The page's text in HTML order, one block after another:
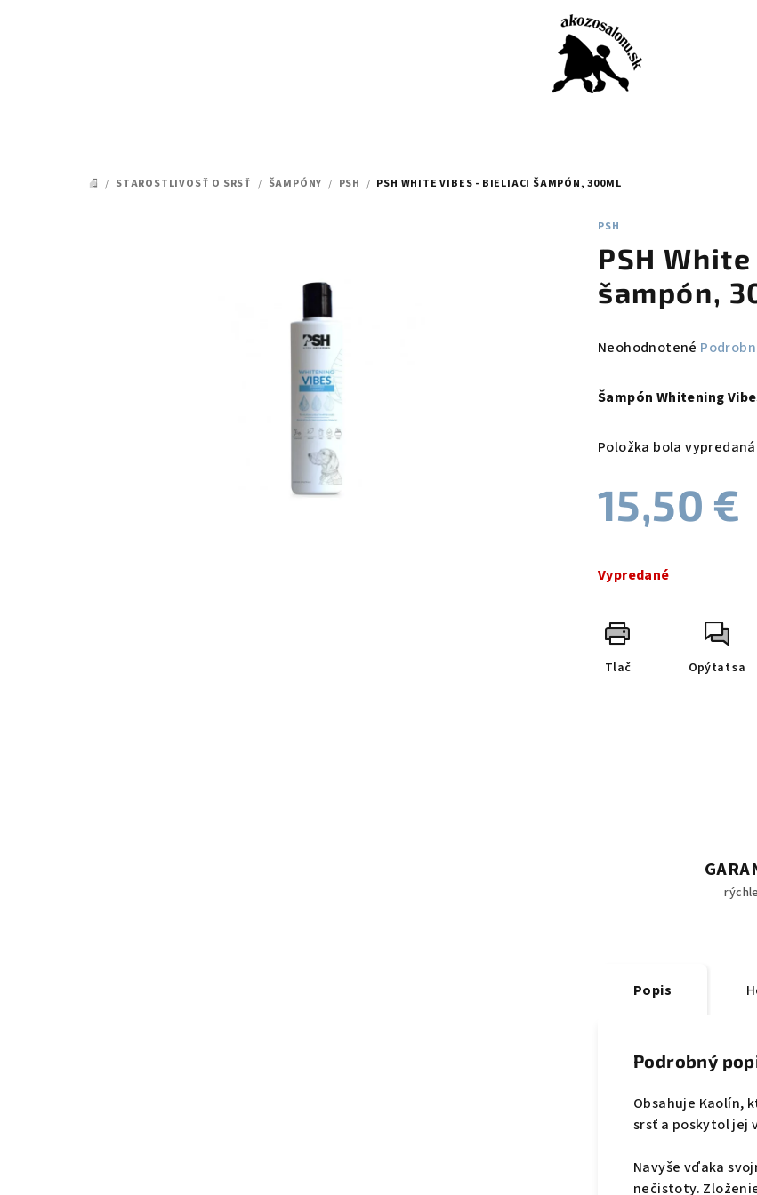
DOMOV
/ STAROSTLIVOSŤ O SRSŤ / ŠAMPÓNY / PSH / PSH WHITE VIBES - BIELIACI ŠAMPÓN, 300ML
PSH
PSH
šampón,
Priemerné
produktu
z
hviezdičiek.
Neohodnotené
Šampón Whitening
Položka bola
15,50 €
cena:
Vypredané
Tlač Opýtať sa
Popis
Podrobný
Obsahuje Kaolín,
srsť a poskytol jej
Navyše vďaka
nečistoty.